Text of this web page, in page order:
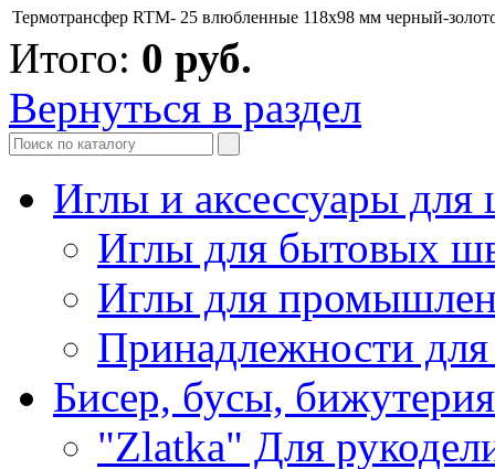
Термотрансфер RTM- 25 влюбленные 118х98 мм черный-
Итого: 0 руб.
Вернуться в раздел
Иглы и аксессуары
Иглы для бытовых
Иглы для
Принадлежности
Бисер, бусы, бижутерия
"Zlatka" Для